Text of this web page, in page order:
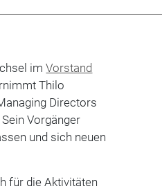
imVorstand
Thilo
Directors
Vorgänger
und sich neuen
für die Aktivitäten